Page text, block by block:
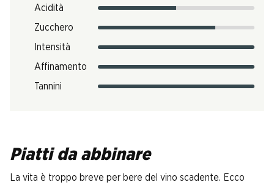
Acidità
Zucchero
Intensità
Affinamento
Tannini
Piatti da abbinare
La vita è troppo breve per bere del vino scadente. Ecco